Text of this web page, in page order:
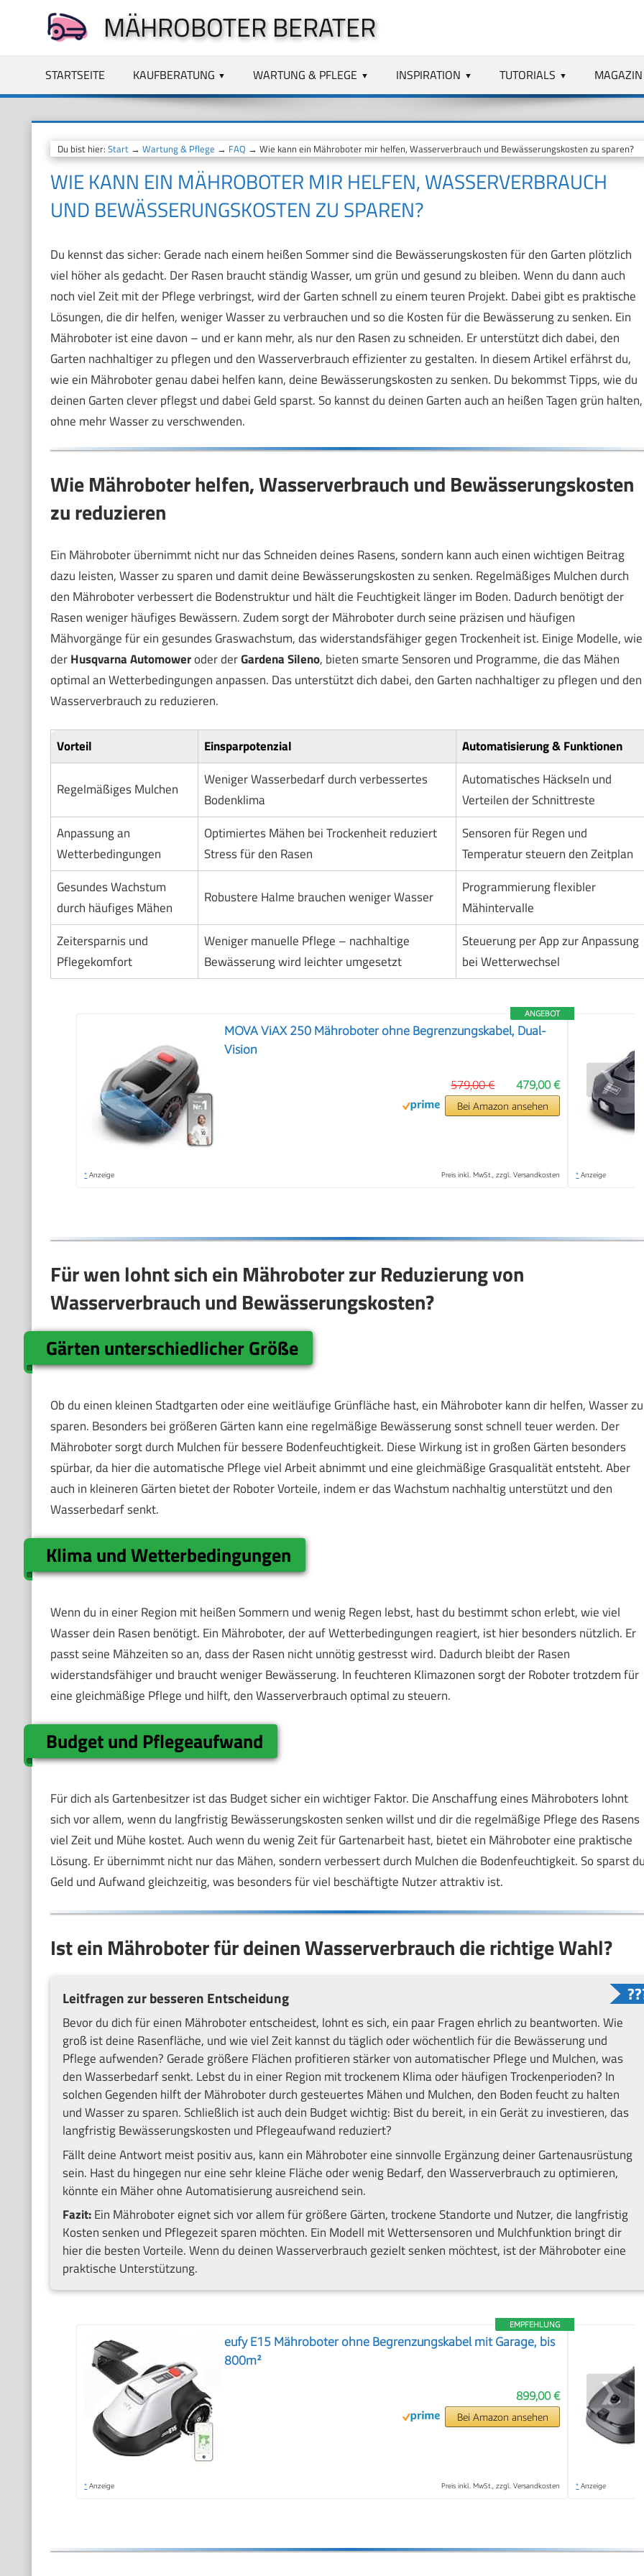
springen
MÄHROBOTER BERATER
STARTSEITE KAUFBERATUNG WARTUNG & PFLEGE INSPIRATION TUTORIALS MAGAZIN
Du bist hier: Start→ Wartung & Pflege → FAQ → Wie kann ein Mähroboter mir helfen, Wasserverbrauch und Bewässerungskosten zu sparen?
WIE KANN EIN MÄHROBOTER MIR HELFEN, WASSERVERBRAUCH
UND BEWÄSSERUNGSKOSTEN ZU SPAREN?
Du kennst das sicher: Gerade nach einem heißen Sommer sind die Bewässerungskosten für den Garten plötzlich
viel höher als gedacht. Der Rasen braucht ständig Wasser, um grün und gesund zu bleiben. Wenn du dann auch
noch viel Zeit mit der Pflege verbringst, wird der Garten schnell zu einem teuren Projekt. Dabei gibt es praktische
Lösungen, die dir helfen, weniger Wasser zu verbrauchen und so die Kosten für die Bewässerung zu senken. Ein
Mähroboter ist eine davon – und er kann mehr, als nur den Rasen zu schneiden. Er unterstützt dich dabei, den
Garten nachhaltiger zu pflegen und den Wasserverbrauch effizienter zu gestalten. In diesem Artikel erfährst du,
wie ein Mähroboter genau dabei helfen kann, deine Bewässerungskosten zu senken. Du bekommst Tipps, wie du
deinen Garten clever pflegst und dabei Geld sparst. So kannst du deinen Garten auch an heißen Tagen grün halten,
ohne mehr Wasser zu verschwenden.
Wie Mähroboter helfen, Wasserverbrauch und Bewässerungskosten
zu reduzieren
Ein Mähroboter übernimmt nicht nur das Schneiden deines Rasens, sondern kann auch einen wichtigen Beitrag
dazu leisten, Wasser zu sparen und damit deine Bewässerungskosten zu senken. Regelmäßiges Mulchen durch
den Mähroboter verbessert die Bodenstruktur und hält die Feuchtigkeit länger im Boden. Dadurch benötigt der
Rasen weniger häufiges Bewässern. Zudem sorgt der Mähroboter durch seine präzisen und häufigen
Mähvorgänge für ein gesundes Graswachstum, das widerstandsfähiger gegen Trockenheit ist. Einige Modelle, wie
derHusqvarna Automoweroder derGardena Sileno, bieten smarte Sensoren und Programme, die das Mähen
optimal an Wetterbedingungen anpassen. Das unterstützt dich dabei, den Garten nachhaltiger zu pflegen und den
Wasserverbrauch zu reduzieren.
Vorteil Einsparpotenzial Automatisierung & Funktionen
Regelmäßiges Mulchen
Weniger Wasserbedarf durch verbessertes
Bodenklima
Automatisches Häckseln und
Verteilen der Schnittreste
Anpassung an
Wetterbedingungen
Optimiertes Mähen bei Trockenheit reduziert
Stress für den Rasen
Sensoren für Regen und
Temperatur steuern den Zeitplan
Gesundes Wachstum
durch häufiges Mähen
Robustere Halme brauchen weniger Wasser
Programmierung flexibler
Mähintervalle
Zeitersparnis und
Pflegekomfort
Weniger manuelle Pflege – nachhaltige
Bewässerung wird leichter umgesetzt
Steuerung per App zur Anpassung
bei Wetterwechsel
ANGEBOT
MOVA ViAX 250 Mähroboter ohne Begrenzungskabel, Dual-
Vision
479,00 €
579,00 €
Bei Amazon ansehen
* Anzeige Preis inkl. MwSt., zzgl. Versandkosten * Anzeige
❯
Für wen lohnt sich ein Mähroboter zur Reduzierung von
Wasserverbrauch und Bewässerungskosten?
Gärten unterschiedlicher Größe
Ob du einen kleinen Stadtgarten oder eine weitläufige Grünfläche hast, ein Mähroboter kann dir helfen, Wasser zu
sparen. Besonders bei größeren Gärten kann eine regelmäßige Bewässerung sonst schnell teuer werden. Der
Mähroboter sorgt durch Mulchen für bessere Bodenfeuchtigkeit. Diese Wirkung ist in großen Gärten besonders
spürbar, da hier die automatische Pflege viel Arbeit abnimmt und eine gleichmäßige Grasqualität entsteht. Aber
auch in kleineren Gärten bietet der Roboter Vorteile, indem er das Wachstum nachhaltig unterstützt und den
Wasserbedarf senkt.
Klima und Wetterbedingungen
Wenn du in einer Region mit heißen Sommern und wenig Regen lebst, hast du bestimmt schon erlebt, wie viel
Wasser dein Rasen benötigt. Ein Mähroboter, der auf Wetterbedingungen reagiert, ist hier besonders nützlich. Er
passt seine Mähzeiten so an, dass der Rasen nicht unnötig gestresst wird. Dadurch bleibt der Rasen
widerstandsfähiger und braucht weniger Bewässerung. In feuchteren Klimazonen sorgt der Roboter trotzdem für
eine gleichmäßige Pflege und hilft, den Wasserverbrauch optimal zu steuern.
Budget und Pflegeaufwand
Für dich als Gartenbesitzer ist das Budget sicher ein wichtiger Faktor. Die Anschaffung eines Mähroboters lohnt
sich vor allem, wenn du langfristig Bewässerungskosten senken willst und dir die regelmäßige Pflege des Rasens
viel Zeit und Mühe kostet. Auch wenn du wenig Zeit für Gartenarbeit hast, bietet ein Mähroboter eine praktische
Lösung. Er übernimmt nicht nur das Mähen, sondern verbessert durch Mulchen die Bodenfeuchtigkeit. So sparst
Geld und Aufwand gleichzeitig, was besonders für viel beschäftigte Nutzer attraktiv ist.
Ist ein Mähroboter für deinen Wasserverbrauch die richtige Wahl?
Leitfragen zur besseren Entscheidung
Bevor du dich für einen Mähroboter entscheidest, lohnt es sich, ein paar Fragen ehrlich zu beantworten. Wie
groß ist deine Rasenfläche, und wie viel Zeit kannst du täglich oder wöchentlich für die Bewässerung und
Pflege aufwenden? Gerade größere Flächen profitieren stärker von automatischer Pflege und Mulchen, was
den Wasserbedarf senkt. Lebst du in einer Region mit trockenem Klima oder häufigen Trockenperioden? In
solchen Gegenden hilft der Mähroboter durch gesteuertes Mähen und Mulchen, den Boden feucht zu halten
und Wasser zu sparen. Schließlich ist auch dein Budget wichtig: Bist du bereit, in ein Gerät zu investieren, das
langfristig Bewässerungskosten und Pflegeaufwand reduziert?
Fällt deine Antwort meist positiv aus, kann ein Mähroboter eine sinnvolle Ergänzung deiner Gartenausrüstung
sein. Hast du hingegen nur eine sehr kleine Fläche oder wenig Bedarf, den Wasserverbrauch zu optimieren,
könnte ein Mäher ohne Automatisierung ausreichend sein.
Fazit:Ein Mähroboter eignet sich vor allem für größere Gärten, trockene Standorte und Nutzer, die langfristig
Kosten senken und Pflegezeit sparen möchten. Ein Modell mit Wettersensoren und Mulchfunktion bringt dir
hier die besten Vorteile. Wenn du deinen Wasserverbrauch gezielt senken möchtest, ist der Mähroboter eine
praktische Unterstützung.
EMPFEHLUNG
eufy E15 Mähroboter ohne Begrenzungskabel mit Garage, bis
800m²
899,00 €
Bei Amazon ansehen
* Anzeige Preis inkl. MwSt., zzgl. Versandkosten * Anzeige
❯